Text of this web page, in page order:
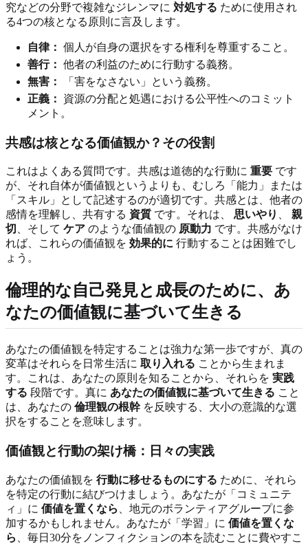
究などの分野で複雑なジレンマに 対処する ために使用され
る4つの核となる原則に言及します。
自律： 個人が自身の選択をする権利を尊重すること。
善行： 他者の利益のために行動する義務。
無害：
「害をなさない」という義務。
正義：
資源の分配と処遇における公平性へのコミット
メント。
共感は核となる価値観か？その役割
これはよくある質問です。共感は道徳的な行動に 重要 です
が、それ自体が価値観というよりも、むしろ「能力」または
「スキル」として記述するのが適切です。共感とは、他者の
感情を理解し、共有する 資質 です。それは、 思いやり
親
切
、そして ケア のような価値観の 原動力 です。共感がなけ
れば、これらの価値観を 効果的に 行動することは困難でし
ょう。
倫理的な自己発見と成長のために、あ
なたの価値観に基づいて生きる
あなたの価値観を特定することは強力な第一歩ですが、真の
変革はそれらを日常生活に 取り入れる ことから生まれま
す。これは、あなたの原則を知ることから、それらを 実践
する 段階です。真に あなたの価値観に基づいて生きる こと
は、あなたの 倫理観の根幹を反映する、大小の意識的な選
択をすることを意味します。
価値観と行動の架け橋：日々の実践
あなたの価値観を 行動に移せるものにする ために、それら
を特定の行動に結びつけましょう。あなたが「コミュニテ
ィ」に 価値を置くなら
、地元のボランティアグループに参
加するかもしれません。あなたが「学習」に 価値を置くな
ら
、毎日30分をノンフィクションの本を読むことに費やすこ